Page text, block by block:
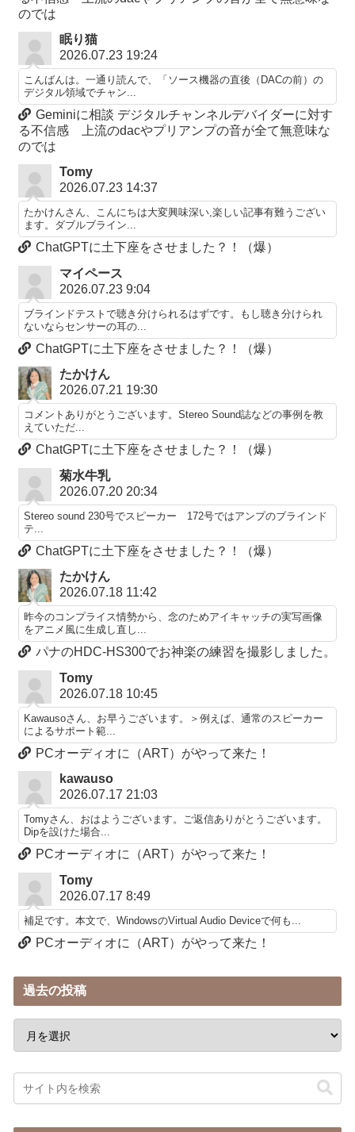
のでは
眠り猫
2026.07.23 19:24
こんばんは。一通り読んで、「ソース機器の直後（DACの前）の
デジタル領域でチャン...
Geminiに相談 デジタルチャンネルデバイダーに対す
る不信感 上流のdacやプリアンプの音が全て無意味な
のでは
Tomy
2026.07.23 14:37
たかけんさん、こんにちは大変興味深い,楽しい記事有難うござい
ます。ダブルブライン...
ChatGPTに土下座をさせました？！（爆）
マイペース
2026.07.23 9:04
ブラインドテストで聴き分けられるはずです。もし聴き分けられ
ないならセンサーの耳の...
ChatGPTに土下座をさせました？！（爆）
たかけん
2026.07.21 19:30
コメントありがとうございます。Stereo Sound誌などの事例を教
えていただ...
ChatGPTに土下座をさせました？！（爆）
菊水牛乳
2026.07.20 20:34
Stereo sound 230号でスピーカー 172号ではアンプのブラインド
テ...
ChatGPTに土下座をさせました？！（爆）
たかけん
2026.07.18 11:42
昨今のコンプライス情勢から、念のためアイキャッチの実写画像
をアニメ風に生成し直し...
パナのHDC-HS300でお神楽の練習を撮影しました。
Tomy
2026.07.18 10:45
Kawausoさん、お早うございます。＞例えば、通常のスピーカー
によるサポート範...
PCオーディオに（ART）がやって来た！
kawauso
2026.07.17 21:03
Tomyさん、おはようございます。ご返信ありがとうございます。
Dipを設けた場合...
PCオーディオに（ART）がやって来た！
Tomy
2026.07.17 8:49
補足です。本文で、WindowsのVirtual Audio Deviceで何も...
PCオーディオに（ART）がやって来た！
過去の投稿